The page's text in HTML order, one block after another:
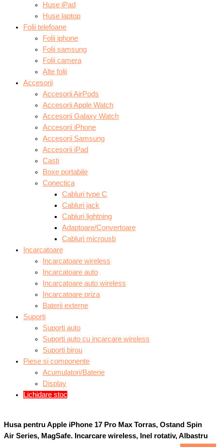
Huse iPad
Huse laptop
Folii telefoane
Folii iphone
Folii samsung
Folii camera
Alte folii
Accesorii
Accesorii AirPods
Accesorii Apple Watch
Accesorii Galaxy Watch
Accesorii iPhone
Accesorii Samsung
Accesorii iPad
Casti
Boxe portabile
Conectica
Cabluri type C
Cabluri jack
Cabluri lightning
Adaptoare/Convertoare
Cabluri microusb
Incarcatoare
Incarcatoare wireless
Incarcatoare auto
Incarcatoare auto wireless
Incarcatoare priza
Baterii externe
Suporti
Suporti auto
Suporti auto cu incarcare wireless
Suporti birou
Piese si componente
Acumulatori/Baterie
Display
Lichidare stoc
Husa pentru Apple iPhone 17 Pro Max Torras, Ostand Spin
Air Series, MagSafe. Incarcare wireless, Inel rotativ, Albastru